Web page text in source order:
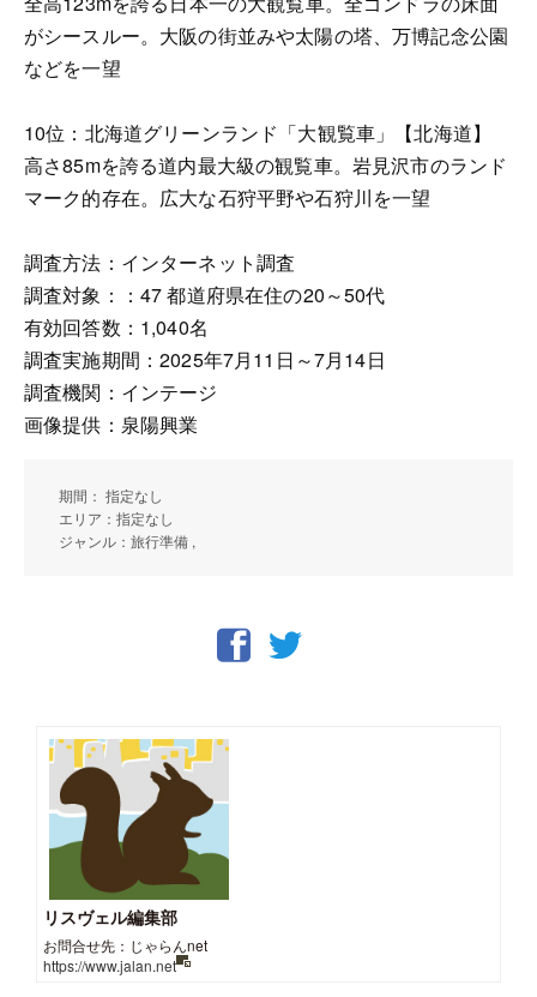
がシースルー。大阪の街並みや太陽の塔、万博記念公園
などを一望
10位：北海道グリーンランド「大観覧車」【北海道】
高さ85mを誇る道内最大級の観覧車。岩見沢市のランド
マーク的存在。広大な石狩平野や石狩川を一望
調査方法：インターネット調査
調査対象：：47 都道府県在住の20～50代
有効回答数：1,040名
調査実施期間：2025年7月11日～7月14日
調査機関：インテージ
画像提供：泉陽興業
期間： 指定なし
エリア：指定なし
ジャンル：旅行準備 ,
リスヴェル編集部
お問合せ先：じゃらんnet
https://www.jalan.net